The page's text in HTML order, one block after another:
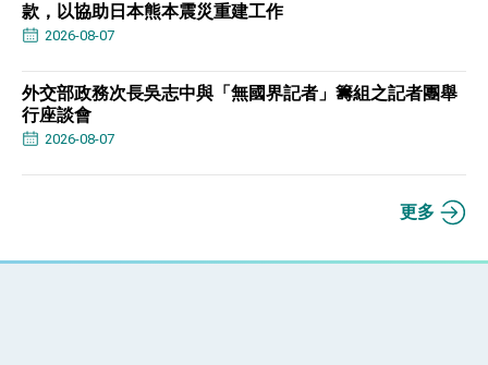
款，以協助日本熊本震災重建工作
2026-08-07
外交部政務次長吳志中與「無國界記者」籌組之記者團舉
行座談會
2026-08-07
更多